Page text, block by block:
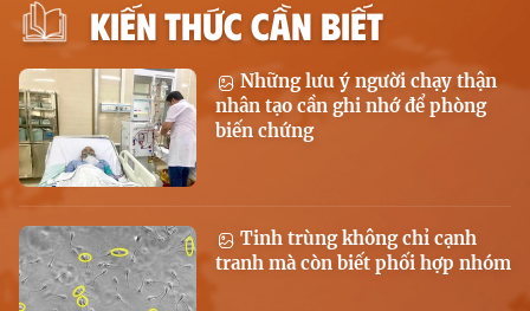
KIẾN THỨC CẦN BIẾT
Những lưu ý người chạy thận
nhân tạo cần ghi nhớ để phòng
biến chứng
Tinh trùng không chỉ cạnh
tranh mà còn biết phối hợp nhóm